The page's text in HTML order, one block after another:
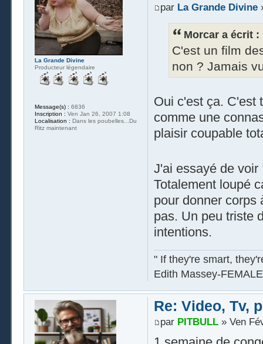
par La Grande Divine
Morcar a écrit :
C'est un film
non ? Jamais
Oui c'est ça. C'est
comme une
plaisir coupable
J'ai essayé de voir
Totalement loupé
pour donner corps
pas. Un peu triste
intentions.
" If they're smart,
Edith Massey-
La Grande Divine
Producteur légendaire
Message(s) : 6836
Inscription : Ven Jan 26, 2007 1:08
Localisation : Dans les poubelles...Du
Ritz maintenant
Re: Video, Tv,
par PITBULL» Ven